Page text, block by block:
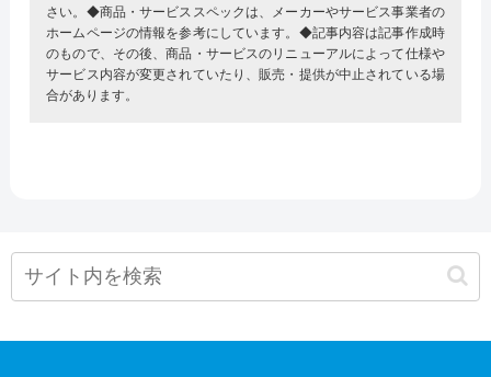
さい。◆商品・サービススペックは、メーカーやサービス事業者の
ホームページの情報を参考にしています。◆記事内容は記事作成時
のもので、その後、商品・サービスのリニューアルによって仕様や
サービス内容が変更されていたり、販売・提供が中止されている場
合があります。